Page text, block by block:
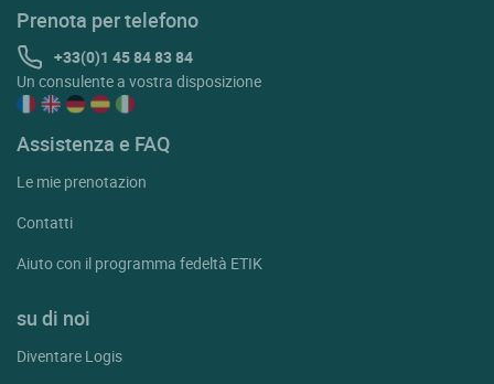
Prenota per telefono
+33(0)1 45 84 83 84
Un consulente a vostra disposizione
Assistenza e FAQ
Le mie prenotazion
Contatti
Aiuto con il programma fedeltà ETIK
su di noi
Diventare Logis